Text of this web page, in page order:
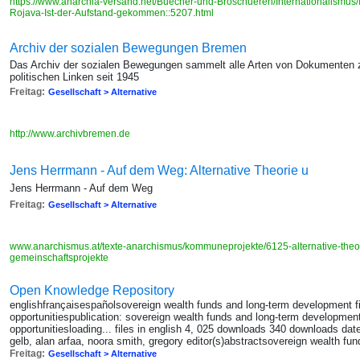
Rojava-Ist-der-Aufstand-gekommen::5207.html
Archiv der sozialen Bewegungen Bremen
Das Archiv der sozialen Bewegungen sammelt alle Arten von
politischen Linken seit 1945
Freitag: Gesellschaft > Alternative
http://www.archivbremen.de
Jens Herrmann - Auf dem Weg: Alternative Theorie u
Jens Herrmann - Auf dem Weg
Freitag: Gesellschaft > Alternative
www.anarchismus.at/texte-anarchismus/kommuneprojekte/6125-alternative-
gemeinschaftsprojekte
Open Knowledge Repository
englishfrançaisespañolsovereign wealth funds and long-term development
opportunitiespublication: sovereign wealth funds and long-term
opportunitiesloading... files in english 4, 025 downloads 340 downloads
gelb, alan arfaa, noora smith, gregory editor(s)abstractsovereign wealth
Freitag: Gesellschaft > Alternative